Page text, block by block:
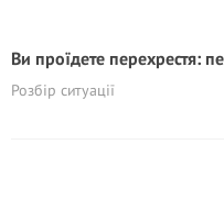
Ви проїдете перехрестя:
Розбір ситуації